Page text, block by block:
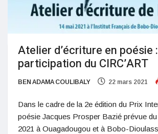
Atelier d’écriture en poésie
participation du CIRC’ART
BEN ADAMA COULIBALY 22 mars 2021
Dans le cadre de la 2e édition du Prix
poésie Jacques Prosper Bazié prévue
2021 à Ouagadougou et à Bobo-